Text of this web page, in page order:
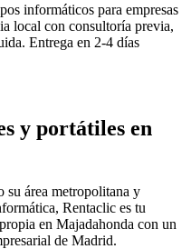
informáticos para empresas
local con consultoría previa,
Entrega en 2-4 días
y portátiles en
su área metropolitana y
Rentaclic es tu
en Majadahonda con un
de Madrid.